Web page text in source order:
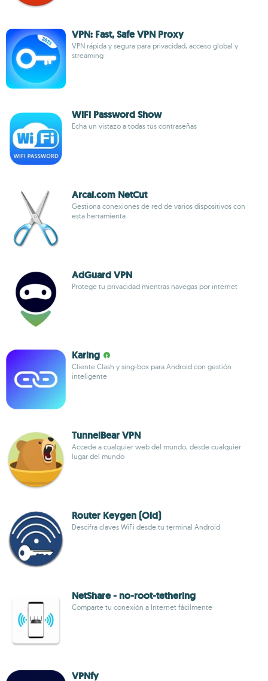
VPN: Fast, Safe VPN Proxy
VPN rápida y segura para privacidad, acceso global y
streaming
WiFi Password Show
Echa un vistazo a todas tus contraseñas
Arcai.com NetCut
Gestiona conexiones de red de varios dispositivos con
esta herramienta
AdGuard VPN
Protege tu privacidad mientras navegas por internet
Karing
Cliente Clash y sing-box para Android con gestión
inteligente
TunnelBear VPN
Accede a cualquier web del mundo, desde cualquier
lugar del mundo
Router Keygen (Old)
Descifra claves WiFi desde tu terminal Android
NetShare - no-root-tethering
Comparte tu conexión a Internet fácilmente
VPNfy